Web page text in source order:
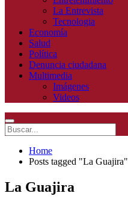
La Entrevista
Tecnologia
Economía
Salud
Política
Denuncia ciudadana
Multimedia
Imágenes
Videos
Home
Posts tagged "La Guajira"
La Guajira